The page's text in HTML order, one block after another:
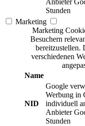
Anbieter
Stunden
Marketing
Marketing
Besuchern
bereitzustellen.
verschiedenen
Name
NID
Google
Werbung in
individuell
Anbieter
Stunden